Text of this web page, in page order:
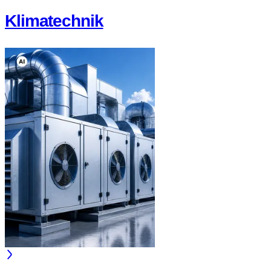
Klimatechnik